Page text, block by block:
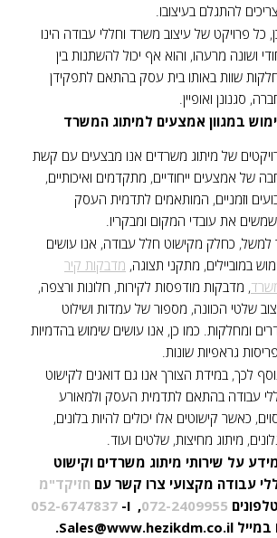
להתגלם בעיצובו.
כל פרויקט של עיצוב משרד וחללי עבודה הינו
ושונה מרעהו, והוא אף יכול להשתנות בין
שוות באותו בית עסק בהתאם לתפקידן
סגנונן ואופיין.
במגוון אמצעים למיתוג המשרד
של מיתוג משרדים אנו מבצעים עם קשת
של אמצעים ייחודיים, מתקדמים ואיכותיים,
וזמניים, המותאמים לתדמית העסק
את עובדי המקום ומבקריו.
למשל, כחלק מקישוט חלל עבודה, אנו עושים
במוביילים, מתקני תצוגה, מדבקות קיר
, מדבקות מודפסות לקירות, חלונות ורצפה,
שלטי הכוונה, מספור של עמדות ושילוט
ומחלקות. כמו כן, אנו עושים שימוש בהדמיות
גראפיות שונות.
לכך, במידת הצורך אנו גם דואגים לקישוט
עבודה בהתאם לתדמית העסק ולמאורע
כאשר קישוטים אלו יכולים להיות בלונים,
מיתוג מחיצות, שלטים ועוד.
על שירותי מיתוג משרדים וקישוט
עבודה מקצועי צרו קשר עם חזיקד"מ
072-2409955, ו- 052-6747837
במייל Sales@www.hezikdm.co.il
.